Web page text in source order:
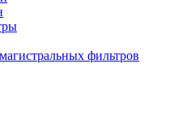
фильтров